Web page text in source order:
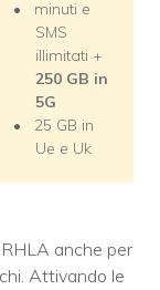
minuti e
SMS
illimitati +
250 GB in
5G
25 GB in
Ue e Uk
anche per
Attivando le